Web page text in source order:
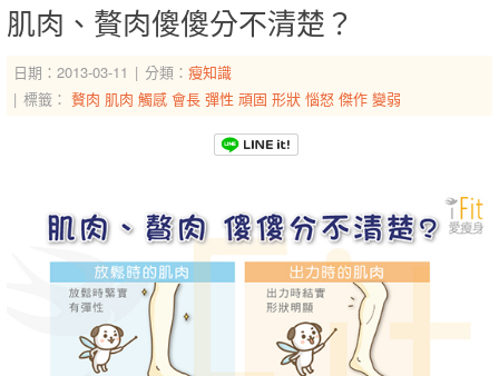
肌肉、贅肉傻傻分不清楚？
日期：2013-03-11 分類： 瘦知識
標籤： 贅肉 肌肉 觸感 會長 彈性 頑固 形狀 惱怒 傑作 變弱